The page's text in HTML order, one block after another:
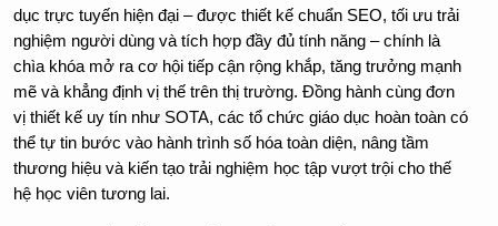
dục trực tuyến hiện đại – được thiết kế chuẩn SEO, tối ưu trải
nghiệm người dùng và tích hợp đầy đủ tính năng – chính là
chìa khóa mở ra cơ hội tiếp cận rộng khắp, tăng trưởng mạnh
mẽ và khẳng định vị thế trên thị trường. Đồng hành cùng đơn
vị thiết kế uy tín như SOTA, các tổ chức giáo dục hoàn toàn có
thể tự tin bước vào hành trình số hóa toàn diện, nâng tầm
thương hiệu và kiến tạo trải nghiệm học tập vượt trội cho thế
hệ học viên tương lai.